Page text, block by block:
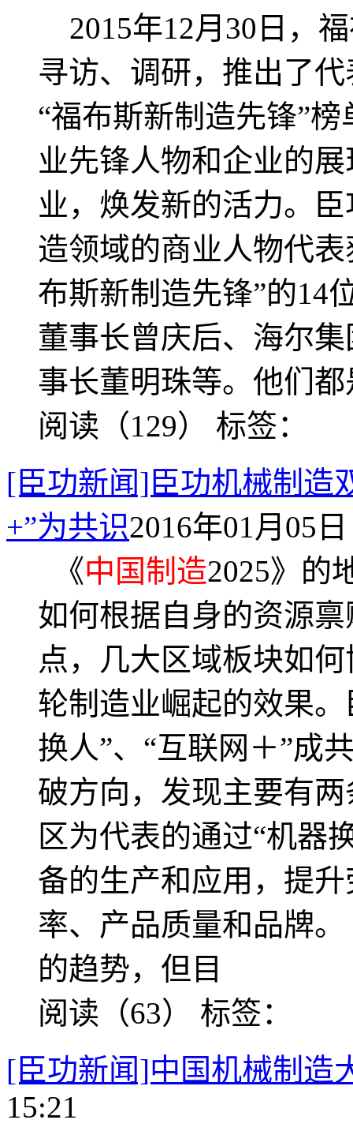
2015年12月30日，
寻访、调研，推出了
“福布斯新制造先锋”
业先锋人物和企业的
业，焕发新的活力。
造领域的商业人物代
布斯新制造先锋”的14
董事长曾庆后、海尔
事长董明珠等。他们
阅读（129） 标签：
[臣功新闻]臣功机械制造
+”为共识2016年01月05
《中国制造2025》的
如何根据自身的资源
点，几大区域板块如
轮制造业崛起的效果
换人”、“互联网＋”成
破方向，发现主要有
区为代表的通过“机器
备的生产和应用，提
率、产品质量和品牌
的趋势，但目
阅读（63） 标签：
[臣功新闻]中国机械制造
15:21